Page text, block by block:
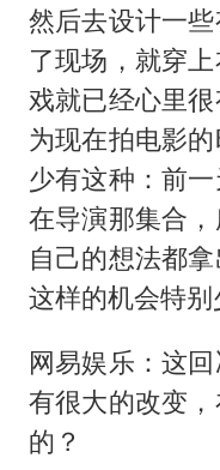
然后去设计一
了现场，就穿
戏就已经心里
为现在拍电影
少有这种：前
在导演那集合
自己的想法都
这样的机会特别
网易娱乐：这
有很大的改变
的？